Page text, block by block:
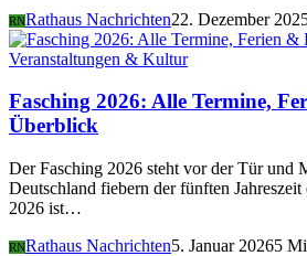
RNRathaus Nachrichten22. Dezember
Veranstaltungen & Kultur
Fasching 2026: Alle Termine,
Überblick
Der Fasching 2026 steht vor der Tür und
Deutschland fiebern der fünften
2026 ist…
RNRathaus Nachrichten5. Januar 20265